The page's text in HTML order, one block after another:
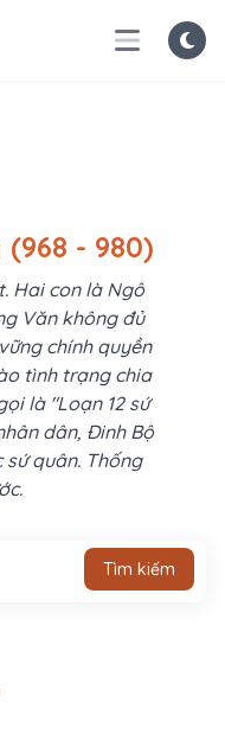
- 980)
Hai con là Ngô
Văn không đủ
chính quyền
tình trạng chia
là "Loạn 12 sứ
dân, Đinh Bộ
quân. Thống
Tìm kiếm